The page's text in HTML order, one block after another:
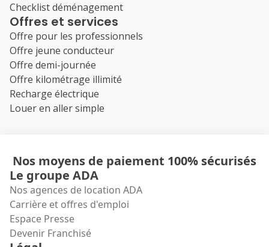
Checklist déménagement
Offres et services
Offre pour les professionnels
Offre jeune conducteur
Offre demi-journée
Offre kilométrage illimité
Recharge électrique
Louer en aller simple
Nos moyens de paiement 100% sécurisés
Le groupe ADA
Nos agences de location ADA
Carrière et offres d'emploi
Espace Presse
Devenir Franchisé